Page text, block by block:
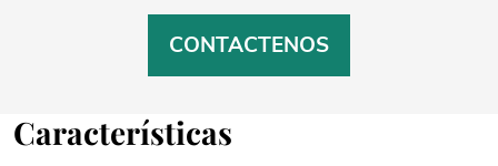
CONTACTENOS
Características